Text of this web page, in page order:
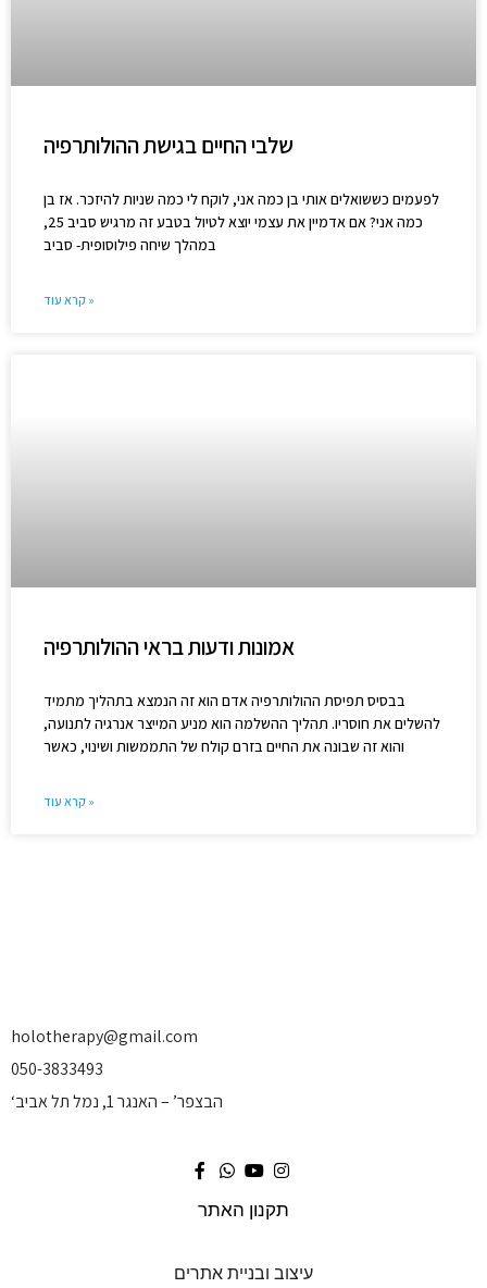
שלבי החיים בגישת ההולותרפיה
לפעמים כששואלים אותי בן כמה אני, לוקח לי כמה שניות להיזכר. אז בן
כמה אני? אם אדמיין את עצמי יוצא לטיול בטבע זה מרגיש סביב 25,
במהלך שיחה פילוסופית- סביב
קרא עוד »
אמונות ודעות בראי ההולותרפיה
בבסיס תפיסת ההולותרפיה אדם הוא זה הנמצא בתהליך מתמיד
להשלים את חוסריו. תהליך ההשלמה הוא מניע המייצר אנרגיה לתנועה,
והוא זה שבונה את החיים בזרם קולח של התממשות ושינוי, כאשר
קרא עוד »
holotherapy@gmail.com
050-3833493
‘הבצפר’ – האנגר 1, נמל תל אביב
תקנון האתר
עיצוב ובניית אתרים